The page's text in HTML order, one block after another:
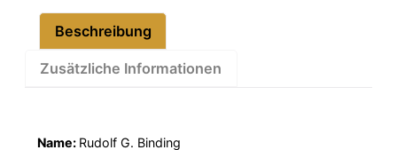
Beschreibung
Zusätzliche Informationen
Name: Rudolf G. Binding